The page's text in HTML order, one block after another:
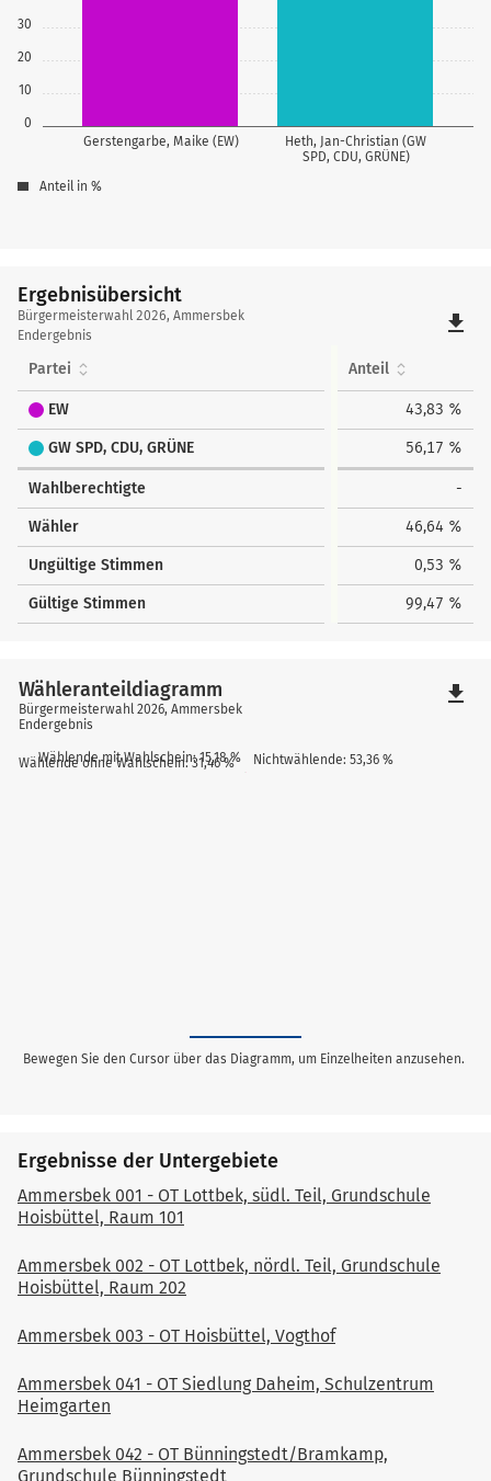
0
10
20
30
Gerstengarbe, Maike (EW)
Heth, Jan-Christian (GW
SPD, CDU, GRÜNE)
Anteil in %
Ergebnisübersicht
Ergebnisübersicht
Bürgermeisterwahl 2026, Ammersbek
Endergebnis
file_download
Partei Anteil
EW 43,83 %
GW SPD, CDU, GRÜNE 56,17 %
Wahlberechtigte -
Wähler 46,64 %
Ungültige Stimmen 0,53 %
Gültige Stimmen 99,47 %
Wählende ohne Wahlschein: 31,46 %
Wählende mit Wahlschein: 15,18 % Nichtwählende: 53,36 %
Wähleranteildiagramm
Bürgermeisterwahl 2026, Ammersbek
Endergebnis
file_download
Bewegen Sie den Cursor über das Diagramm, um Einzelheiten anzusehen.
Ergebnisse der Untergebiete
Ammersbek 001 - OT Lottbek, südl. Teil, Grundschule
Hoisbüttel, Raum 101
Ammersbek 002 - OT Lottbek, nördl. Teil, Grundschule
Hoisbüttel, Raum 202
Ammersbek 003 - OT Hoisbüttel, Vogthof
Ammersbek 041 - OT Siedlung Daheim, Schulzentrum
Heimgarten
Ammersbek 042 - OT Bünningstedt/Bramkamp,
Grundschule Bünningstedt